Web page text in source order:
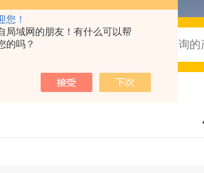
您！
局域网的朋友！有什么可以帮
的吗？
容